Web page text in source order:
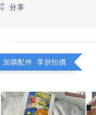
分享
加購配件 享折扣價